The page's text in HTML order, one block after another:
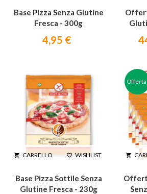
Base Pizza Senza Glutine
Fresca - 300g
4,95 €
 CARRELLO  WISHLIST
Base Pizza Sottile Senza
Glutine Fresca - 230g
